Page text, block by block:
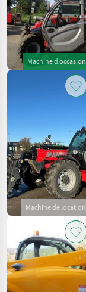
Machine d’occasion
Machine de location